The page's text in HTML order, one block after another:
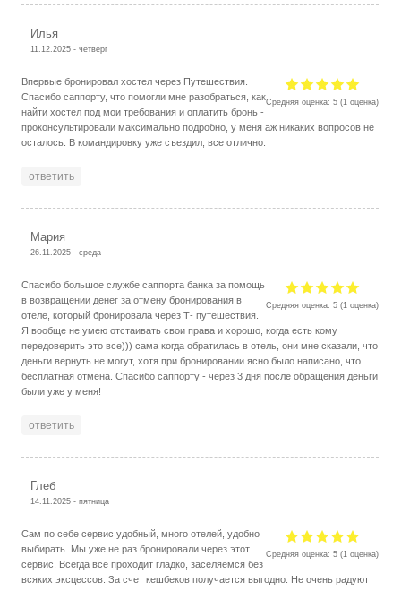
Илья
11.12.2025 - четверг
Средняя оценка:5 (1 оценка)
Впервые бронировал хостел через Путешествия.
Спасибо саппорту, что помогли мне разобраться, как
найти хостел под мои требования и оплатить бронь -
проконсультировали максимально подробно, у меня аж никаких вопросов не
осталось. В командировку уже съездил, все отлично.
ответить
Мария
26.11.2025 - среда
Средняя оценка:5 (1 оценка)
Спасибо большое службе саппорта банка за помощь
в возвращении денег за отмену бронирования в
отеле, который бронировала через Т- путешествия.
Я вообще не умею отстаивать свои права и хорошо, когда есть кому
передоверить это все))) сама когда обратилась в отель, они мне сказали, что
деньги вернуть не могут, хотя при бронировании ясно было написано, что
бесплатная отмена. Спасибо саппорту - через 3 дня после обращения деньги
были уже у меня!
ответить
Глеб
14.11.2025 - пятница
Средняя оценка:5 (1 оценка)
Сам по себе сервис удобный, много отелей, удобно
выбирать. Мы уже не раз бронировали через этот
сервис. Всегда все проходит гладко, заселяемся без
всяких эксцессов. За счет кешбеков получается выгодно. Не очень радуют